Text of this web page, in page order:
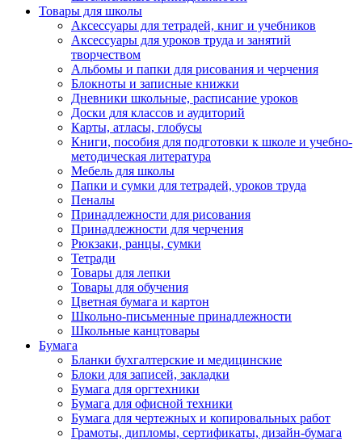
Товары для школы
Аксессуары для тетрадей, книг и учебников
Аксессуары для уроков труда и занятий
творчеством
Альбомы и папки для рисования и черчения
Блокноты и записные книжки
Дневники школьные, расписание уроков
Доски для классов и аудиторий
Карты, атласы, глобусы
Книги, пособия для подготовки к школе и учебно-
методическая литература
Мебель для школы
Папки и сумки для тетрадей, уроков труда
Пеналы
Принадлежности для рисования
Принадлежности для черчения
Рюкзаки, ранцы, сумки
Тетради
Товары для лепки
Товары для обучения
Цветная бумага и картон
Школьно-письменные принадлежности
Школьные канцтовары
Бумага
Бланки бухгалтерские и медицинские
Блоки для записей, закладки
Бумага для оргтехники
Бумага для офисной техники
Бумага для чертежных и копировальных работ
Грамоты, дипломы, сертификаты, дизайн-бумага